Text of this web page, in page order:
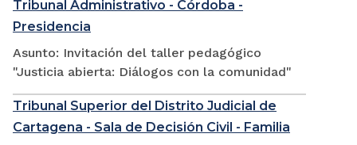
Tribunal Administrativo - Córdoba -
Presidencia
Asunto: Invitación del taller pedagógico
"Justicia abierta: Diálogos con la comunidad"
Tribunal Superior del Distrito Judicial de
Cartagena - Sala de Decisión Civil - Familia